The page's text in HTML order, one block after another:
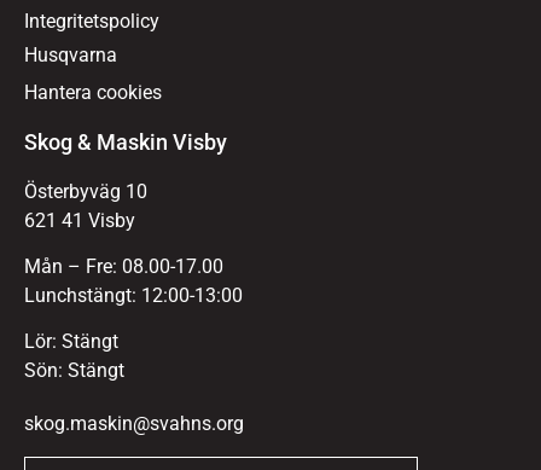
Integritetspolicy
Husqvarna
Hantera cookies
Skog & Maskin Visby
Österbyväg 10
621 41 Visby
Mån – Fre: 08.00-17.00
Lunchstängt: 12:00-13:00
Lör: Stängt
Sön: Stängt
skog.maskin@svahns.org